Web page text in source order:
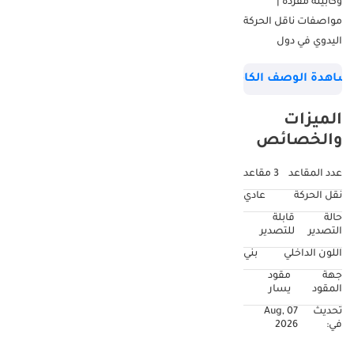
وكابينة مفردة |
مواصفات ناقل الحركة
اليدوي في دول
الخليجي - الأداء
سم مكعب) 4
• أقصى عزم دوران:
حوالي 500 نيوتن متر
في الدقيقة • ناقل
الوصف الكامل
الميزات
والخصائص
عدد المقاعد
3 مقاعد
نقل الحركة
عادي
حالة
التصدير
قابلة
للتصدير
اللون الداخلي
بني
جهة
المقود
مقود
يسار
تحديث
في:
07 Aug,
2026